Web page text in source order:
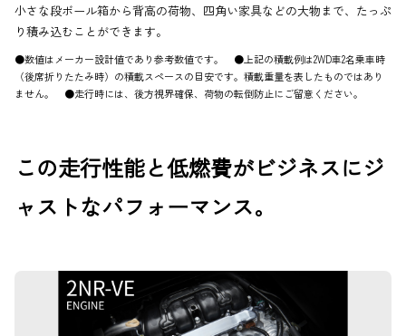
小さな段ボール箱から背高の荷物、四角い家具などの大物まで、たっぷ
り積み込むことができます。
●数値はメーカー設計値であり参考数値です。 ●上記の積載例は2WD車2名乗車時
（後席折りたたみ時）の積載スペースの目安です。積載重量を表したものではあり
ません。 ●走行時には、後方視界確保、荷物の転倒防止にご留意ください。
この走行性能と低燃費がビジネスにジ
ャストなパフォーマンス。